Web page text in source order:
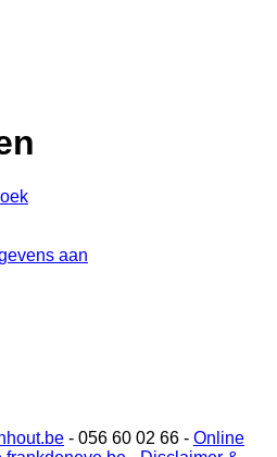
aan
- 056 60 02 66 - Online